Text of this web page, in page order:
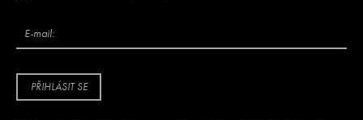
E-mail:
PŘIHLÁSIT SE